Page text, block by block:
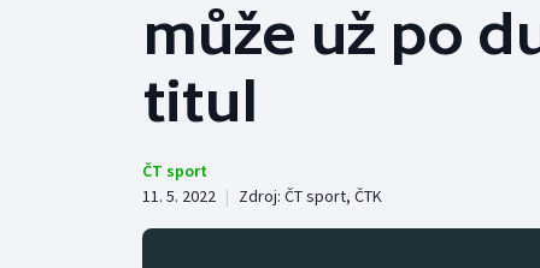
Tenis
Atletika
Basketbal
může už po
titul
ČT sport
11. 5. 2022 | Zdroj: ČT sport, ČTK